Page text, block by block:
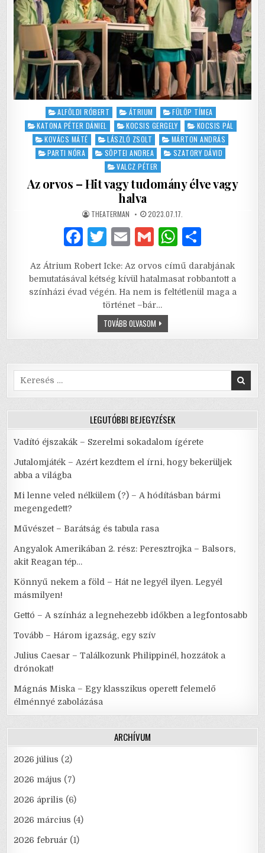
Posted
in
ALFÖLDI RÓBERT ÁTRIUM
FÜLÖP TÍMEA
KATONA PÉTER DÁNIEL
KOCSIS GERGELY
KOCSIS PÁL
KOVÁCS MÁTÉ
LÁSZLÓ ZSOLT
MÁRTON ANDRÁS
PARTI NÓRA
SÖPTEI ANDREA
SZATORY DÁVID
VALCZ PÉTER
Az orvos – Hit vagy tudomány élve vagy
halva
AUTHOR:
THEATERMAN PUBLISHED
DATE:
2023.07.17.
F
c
e
b
k
T
it
te
r
E
ai
l
G
ai
l
W
at
s
ar
e
Az Átrium Robert Icke: Az orvos című darabjának
bemutatásával kétség kívül hatalmasat robbantott a
színházi évad végén. Ha nem is feltétlenül maga a
történet –bár…
TOVÁBB OLVASOMAZ
ORVOS
–
TUDOMÁNY
ÉLVE
Search
for:
LEGUTÓBBI BEJEGYZÉSEK
Vadító éjszakák – Szerelmi sokadalom ígérete
Jutalomjáték – Azért kezdtem el írni, hogy bekerüljek
abba a világba
Mi lenne veled nélkülem (?) – A hódításban bármi
megengedett?
Művészet – Barátság és tabula rasa
Angyalok Amerikában 2. rész: Peresztrojka – Balsors,
akit Reagan tép…
Könnyű nekem a föld – Hát ne legyél ilyen. Legyél
másmilyen!
Gettó – A színház a legnehezebb időkben a legfontosabb
Tovább – Három igazság, egy szív
Julius Caesar – Találkozunk Philippinél, hozzátok a
drónokat!
Mágnás Miska – Egy klasszikus operett felemelő
élménnyé zabolázása
ARCHÍVUM
2026 július (2)
2026 május (7)
2026 április (6)
2026 március (4)
2026 február (1)